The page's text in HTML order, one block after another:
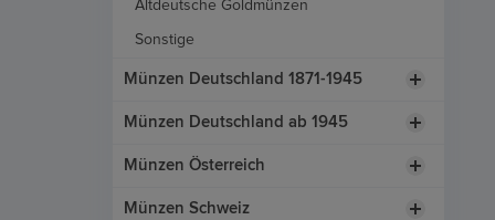
Altdeutsche Goldmünzen
Sonstige
Münzen Deutschland 1871-1945
Münzen Deutschland ab 1945
Münzen Österreich
Münzen Schweiz